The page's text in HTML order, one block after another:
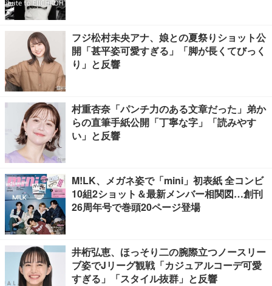
フジ松村未央アナ、娘との夏祭りショット公
開「甚平姿可愛すぎる」「脚が長くてびっく
り」と反響
村重杏奈「パンチ力のある文章だった」弟か
らの直筆手紙公開「丁寧な字」「読みやす
い」と反響
M!LK、メガネ姿で「mini」初表紙 全コンビ
10組2ショット＆最新メンバー相関図…創刊
26周年号で巻頭20ページ登場
井桁弘恵、ほっそり二の腕際立つノースリー
ブ姿でJリーグ観戦「カジュアルコーデ可愛
すぎる」「スタイル抜群」と反響